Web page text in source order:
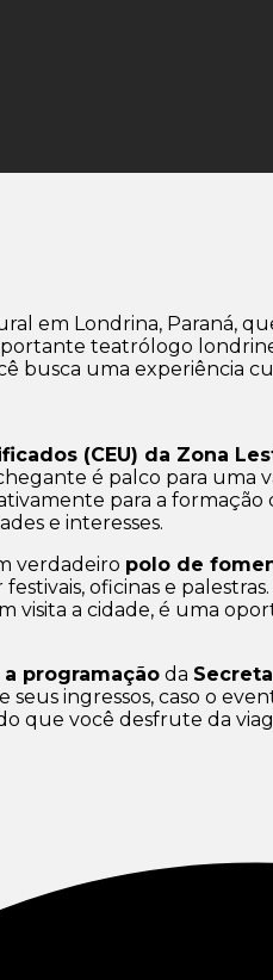
em Londrina, Paraná,
teatrólogo
busca uma experiência
(CEU) da Zona
é palco para uma
para a
e interesses.
verdadeiro polo de
oficinas e
visita a cidade, é uma
programação da
seus ingressos, caso o
que você desfrute da